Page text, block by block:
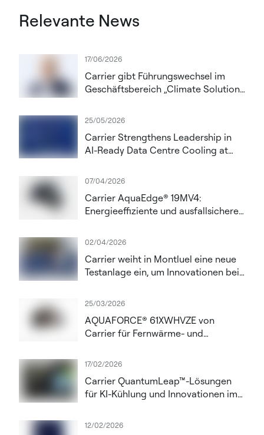
Relevante News
17/06/2026
Carrier gibt Führungswechsel im
Geschäftsbereich „Climate Solutions
zum President ernannt
25/05/2026
Carrier Strengthens Leadership in
AI-Ready Data Centre Cooling at
07/04/2026
Carrier AquaEdge® 19MV4:
Energieeffiziente und ausfallsichere
steigender thermischer Dichte
02/04/2026
Carrier weiht in Montluel eine neue
Testanlage ein, um Innovationen bei
25/03/2026
AQUAFORCE® 61XWHVZE von
Carrier für Fernwärme- und
17/02/2026
Carrier QuantumLeap™-Lösungen
für KI-Kühlung und Innovationen im
London 2026 vorgestellt
12/02/2026